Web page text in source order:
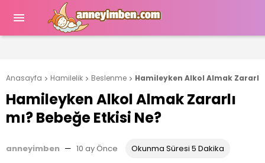

Anasayfa  Hamilelik  Beslenme  Hamileyken Alkol Almak Zararlı
Hamileyken Alkol Almak Zararlı
mı? Bebeğe Etkisi Ne?
anneyimben — 10 ay Önce Okunma Süresi 5 Dakika